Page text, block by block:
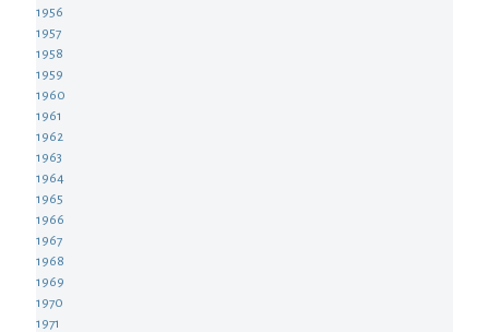
1956
1957
1958
1959
1960
1961
1962
1963
1964
1965
1966
1967
1968
1969
1970
1971